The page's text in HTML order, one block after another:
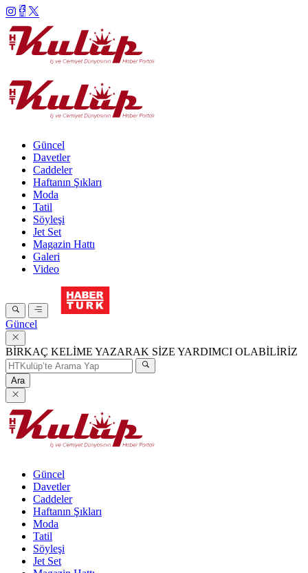
Güncel
Davetler
Caddeler
Haftanın Şıkları
Moda
Tatil
Söyleşi
Jet Set
Magazin Hattı
Galeri
Video
Güncel
BİRKAÇ KELİME YAZARAK SİZE YARDIMCI OLABİLİRİZ
Ara
Güncel
Davetler
Caddeler
Haftanın Şıkları
Moda
Tatil
Söyleşi
Jet Set